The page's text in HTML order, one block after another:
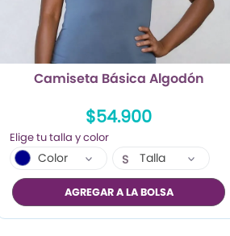
TRENDY PROMO
CONJUNTOS
Camiseta Básica Algodón
$54.900
Color
S
M
Talla
AGREGAR A LA BOLSA